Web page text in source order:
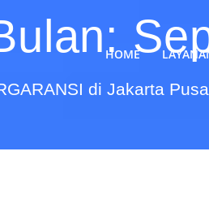
HOME
di Jakarta